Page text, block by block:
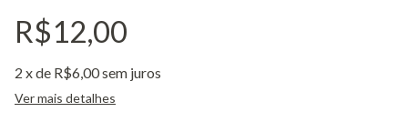
R$12,00
2 x de R$6,00sem juros
Ver mais detalhes